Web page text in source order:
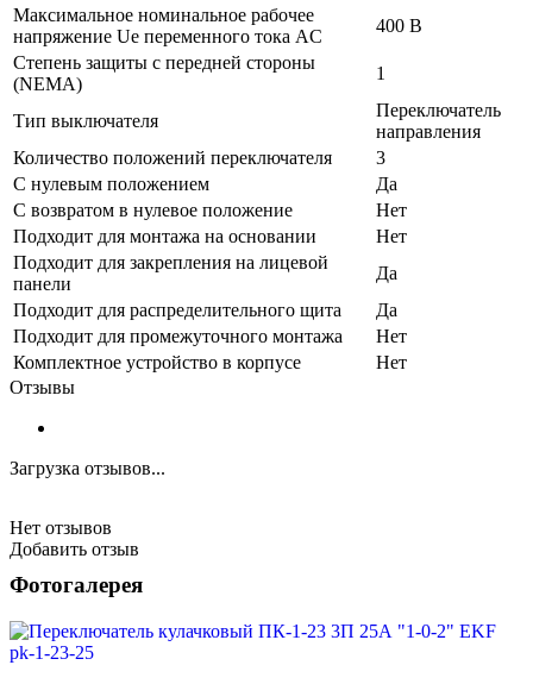
Максимальное номинальное рабочее
напряжение Ue переменного тока AC
400 В
Степень защиты с передней стороны
(NEMA)
1
Тип выключателя
Переключатель
направления
Количество положений переключателя
3
С нулевым положением
Да
С возвратом в нулевое положение
Нет
Подходит для монтажа на основании
Нет
Подходит для закрепления на лицевой
панели
Да
Подходит для распределительного щита
Да
Подходит для промежуточного монтажа
Нет
Комплектное устройство в корпусе
Нет
Отзывы
Загрузка отзывов...
Нет отзывов
Добавить отзыв
Фотогалерея